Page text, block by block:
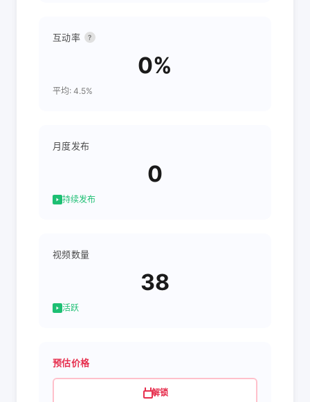
互动率 ?
0%
平均: 4.5%
月度发布
0
持续发布
视频数量
38
活跃
预估价格
解锁